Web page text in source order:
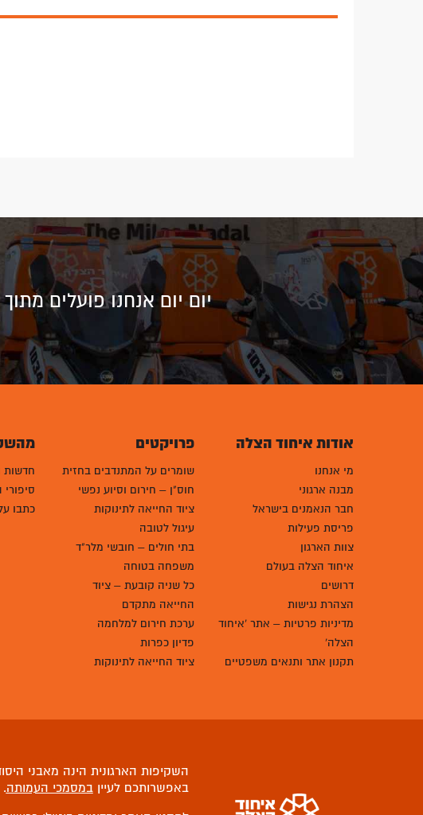
יום יום אנחנו פועלים
אודות איחוד הצלה
מי אנחנו
מבנה ארגוני
חבר הנאמנים בישראל
פריסת פעילות
צוות הארגון
איחוד הצלה בעולם
דרושים
הצהרת נגישות
מדיניות פרטיות – אתר 'איחוד
הצלה'
תקנון אתר ותנאים משפטיים
פרויקטים
שומרים על המתנדבים בחזית
חוס"ן – חירום וסיוע נפשי
ציוד החייאה לתינוקות
עיגול לטובה
בתי חולים – חובשי מלר"ד
משפחה בטוחה
כל שניה קובעת – ציוד
החייאה מתקדם
ערכת חירום למלחמה
פדיון כפרות
ציוד החייאה לתינוקות
חדשות
כתבו
השקיפות הארגונית הינה מאבני
באפשרותכם לעייןבמסמכי העמותה.